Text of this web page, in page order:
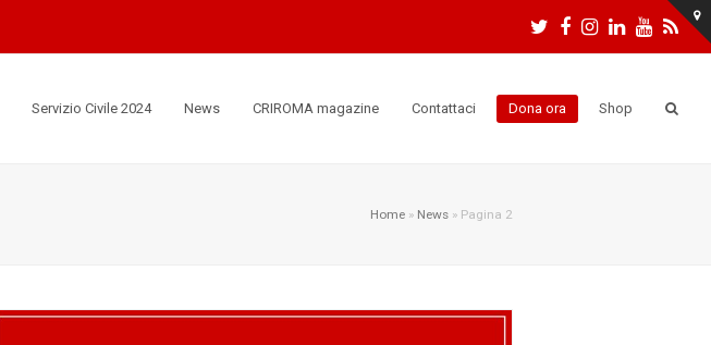
Twitter
Facebook
Instagram
LinkedIn
Servizio Civile 2024 News CRIROMA magazine Contattaci Dona ora Shop
Home » News » Pagina 2